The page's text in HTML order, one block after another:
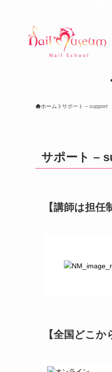
ホーム サポート – support
サポート –
【講師は担任
【全国どこか